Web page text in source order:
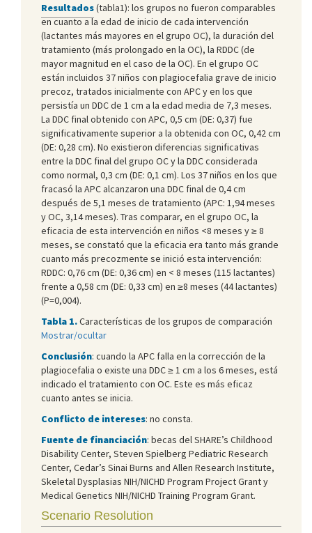
Resultados(tabla1): los grupos no fueron comparables
en cuanto a la edad de inicio de cada intervención
(lactantes más mayores en el grupo OC), la duración del
tratamiento (más prolongado en la OC), la RDDC (de
mayor magnitud en el caso de la OC). En el grupo OC
están incluidos 37 niños con plagiocefalia grave de inicio
precoz, tratados inicialmente con APC y en los que
persistía un DDC de 1 cm a la edad media de 7,3 meses.
La DDC final obtenido con APC, 0,5 cm (DE: 0,37) fue
significativamente superior a la obtenida con OC, 0,42 cm
(DE: 0,28 cm). No existieron diferencias significativas
entre la DDC final del grupo OC y la DDC considerada
como normal, 0,3 cm (DE: 0,1 cm). Los 37 niños en los que
fracasó la APC alcanzaron una DDC final de 0,4 cm
después de 5,1 meses de tratamiento (APC: 1,94 meses
y OC, 3,14 meses). Tras comparar, en el grupo OC, la
eficacia de esta intervención en niños <8 meses y ≥ 8
meses, se constató que la eficacia era tanto más grande
cuanto más precozmente se inició esta intervención:
RDDC: 0,76 cm (DE: 0,36 cm) en < 8 meses (115 lactantes)
frente a 0,58 cm (DE: 0,33 cm) en ≥8 meses (44 lactantes)
(P=0,004).
Tabla 1.Características de los grupos de comparación
Mostrar/ocultar
Conclusión: cuando la APC falla en la corrección de la
plagiocefalia o existe una DDC ≥ 1 cm a los 6 meses, está
indicado el tratamiento con OC. Este es más eficaz
cuanto antes se inicia.
Conflicto de intereses: no consta.
Fuente de financiación: becas del SHARE’s Childhood
Disability Center, Steven Spielberg Pediatric Research
Center, Cedar’s Sinai Burns and Allen Research Institute,
Skeletal Dysplasias NIH/NICHD Program Project Grant y
Medical Genetics NIH/NICHD Training Program Grant.
Scenario Resolution